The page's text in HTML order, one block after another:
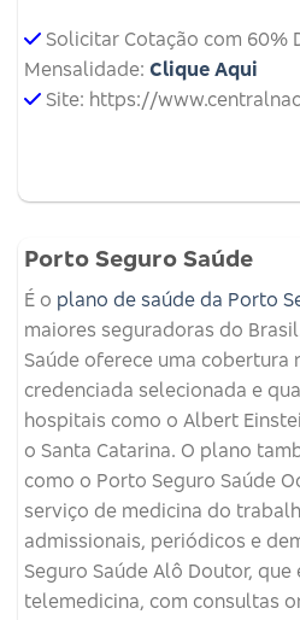
Solicitar Cotação com 60%
Mensalidade: Clique Aqui
Site: https://
Porto Seguro Saúde
É o plano de saúde da Porto
maiores seguradoras do
Saúde oferece uma cobertura
credenciada selecionada e
hospitais como o Albert
o Santa Catarina. O plano
como o Porto Seguro Saúde
serviço de medicina do
admissionais, periódicos e
Seguro Saúde Alô Doutor, que
telemedicina, com consultas